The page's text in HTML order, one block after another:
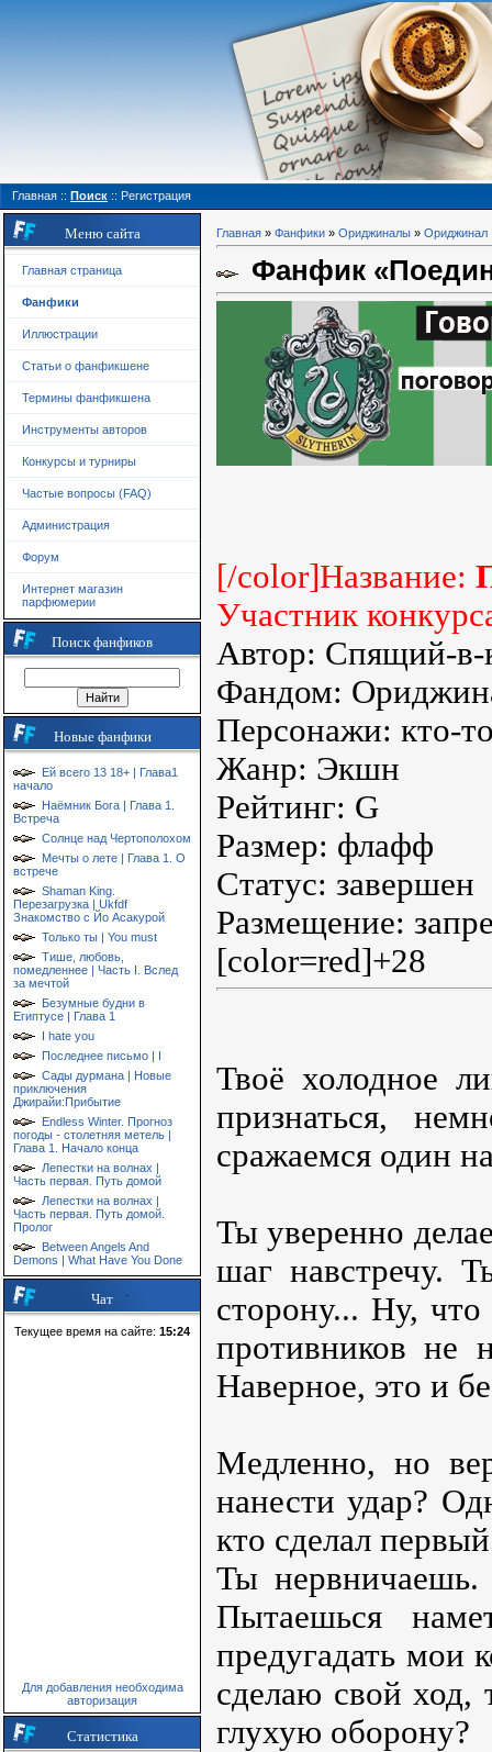
Главная :: Поиск :: Регистрация
Меню сайта
Главная страница
Фанфики
Иллюстрации
Статьи о фанфикшене
Термины фанфикшена
Инструменты авторов
Конкурсы и турниры
Частые вопросы (FAQ)
Администрация
Форум
Интернет магазин
парфюмерии
Поиск фанфиков
Новые фанфики
Ей всего 13 18+ | Глава1
начало
Наёмник Бога | Глава 1.
Встреча
Солнце над Чертополохом
Мечты о лете | Глава 1. О
встрече
Shaman King.
Перезагрузка | Ukfdf
Знакомство с Йо Асакурой
Только ты | You must
Тише, любовь,
помедленнее | Часть I. Вслед
за мечтой
Безумные будни в
Египтусе | Глава 1
I hate you
Последнее письмо | I
Сады дурмана | Новые
приключения
Джирайи:Прибытие
Endless Winter. Прогноз
погоды - столетняя метель |
Глава 1. Начало конца
Лепестки на волнах |
Часть первая. Путь домой
Лепестки на волнах |
Часть первая. Путь домой.
Пролог
Between Angels And
Demons | What Have You Done
Чат
Текущее время на сайте: 15:24
Для добавления необходима
авторизация
Статистика
Главная » Фанфики » Ориджиналы » Ориджинал
Фанфик
[/color]Название:
Участник
Автор: Спящий-в-
Фандом:
Персонажи: кто-
Жанр: Экшн
Рейтинг: G
Размер: флафф
Статус: завершен
Размещение:
[color=red]+28
Твоё холодное
признаться,
сражаемся один
Ты уверенно
шаг навстречу.
сторону... Ну,
противников не
Наверное, это и
Медленно, но
нанести удар?
кто сделал
Ты
Пытаешься
предугадать мои
сделаю свой ход,
глухую оборону?